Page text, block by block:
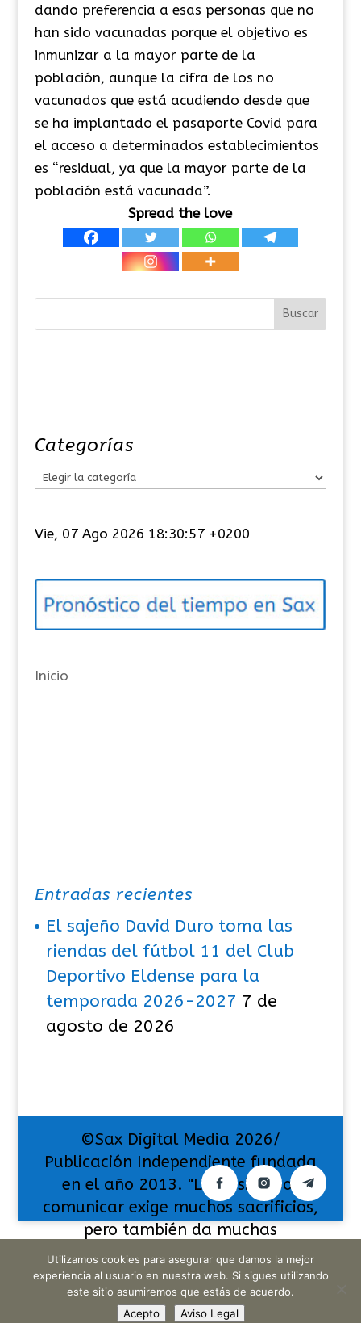
dando preferencia a esas personas que no
han sido vacunadas porque el objetivo es
inmunizar a la mayor parte de la
población, aunque la cifra de los no
vacunados que está acudiendo desde que
se ha implantado el pasaporte Covid para
el acceso a determinados establecimientos
es “residual, ya que la mayor parte de la
población está vacunada”.
Spread the love
Categorías
e
o
í
s
Vie, 07 Ago 2026 18:30:57 +0200
Inicio
Entradas recientes
El sajeño David Duro toma las
riendas del fútbol 11 del Club
Deportivo Eldense para la
temporada 2026-2027 7 de
agosto de 2026
©Sax Digital Media 2026/
Publicación Independiente fundada
en el año 2013. "La pasión por
comunicar exige muchos sacrificios,
pero también da muchas
satisfacciones".
Utilizamos cookies para asegurar que damos la mejor
experiencia al usuario en nuestra web. Si sigues utilizando
este sitio asumiremos que estás de acuerdo.
Acepto
Aviso Legal